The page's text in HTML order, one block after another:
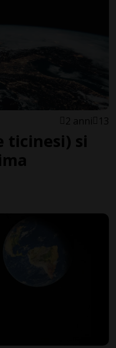
2 anni 13
ticinesi) si